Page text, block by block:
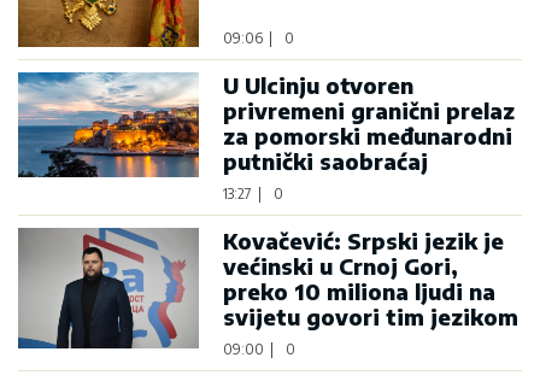
09:06 0
U Ulcinju otvoren
privremeni granični prelaz
za pomorski međunarodni
putnički saobraćaj
13:27 0
Kovačević: Srpski jezik je
većinski u Crnoj Gori,
preko 10 miliona ljudi na
svijetu govori tim jezikom
09:00 0